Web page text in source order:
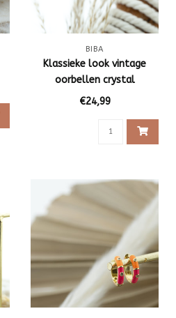
BIBA
Klassieke look vintage
oorbellen crystal
€24,99